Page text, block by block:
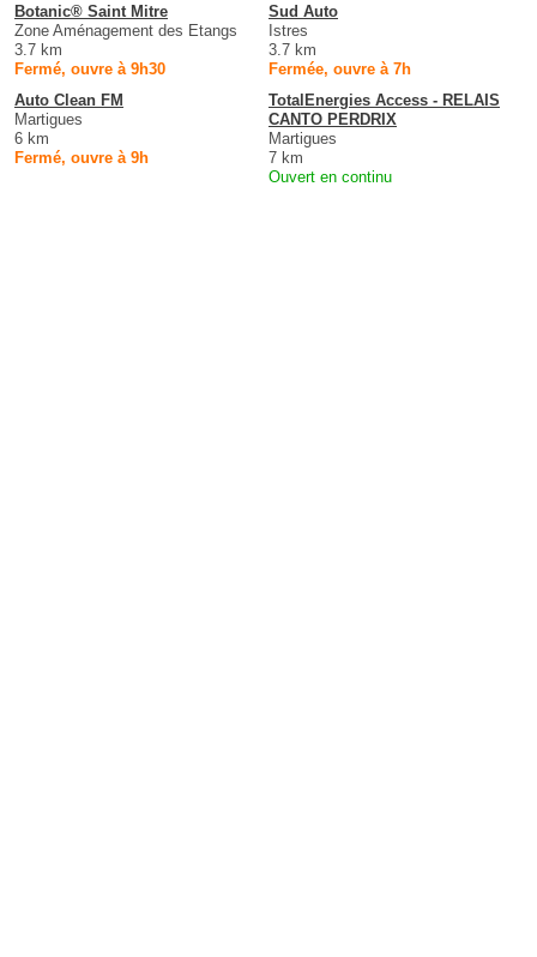
Botanic® Saint Mitre
Zone Aménagement des Etangs
3.7 km
Fermé, ouvre à 9h30
Sud Auto
Istres
3.7 km
Fermée, ouvre à 7h
Auto Clean FM
Martigues
6 km
Fermé, ouvre à 9h
TotalEnergies Access - RELAIS
CANTO PERDRIX
Martigues
7 km
Ouvert en continu